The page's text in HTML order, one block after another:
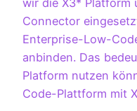
Connector
Enterprise-Low-
anbinden. Das
Platform nutzen
Code-Plattform mit